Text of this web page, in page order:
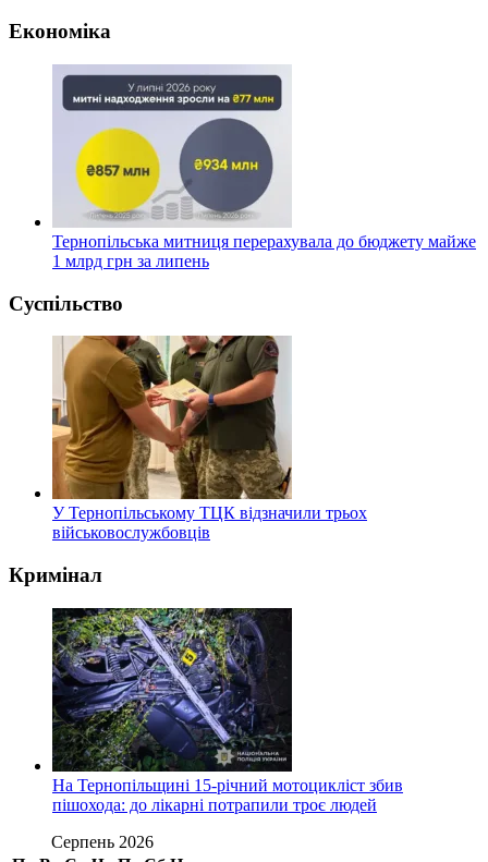
Економіка
Тернопільська митниця перерахувала до бюджету майже
1 млрд грн за липень
Суспільство
У Тернопільському ТЦК відзначили трьох
військовослужбовців
Кримінал
На Тернопільщині 15-річний мотоцикліст збив
пішохода: до лікарні потрапили троє людей
Серпень 2026